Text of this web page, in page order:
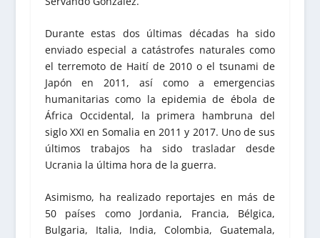
Durante estas dos últimas décadas ha sido
enviado especial a catástrofes naturales como
el terremoto de Haití de 2010 o el tsunami de
Japón en 2011, así como a emergencias
humanitarias como la epidemia de ébola de
África Occidental, la primera hambruna del
siglo XXI en Somalia en 2011 y 2017. Uno de sus
últimos trabajos ha sido trasladar desde
Ucrania la última hora de la guerra.
Asimismo, ha realizado reportajes en más de
50 países como Jordania, Francia, Bélgica,
Bulgaria, Italia, India, Colombia, Guatemala,